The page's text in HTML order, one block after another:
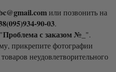
или позвонить на
90-03.
Проблема с заказом №_ ".
прикрепите фотографии
неудовлетворительного